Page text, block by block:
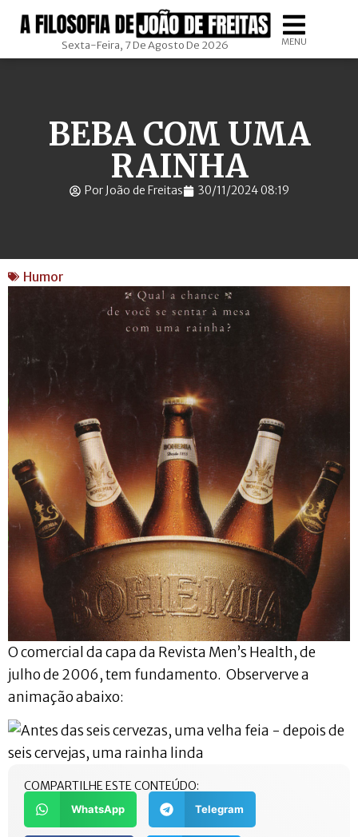
Sexta-Feira, 7 De Agosto De 2026 MENU
BEBA COM UMA
RAINHA
Por João de Freitas 30/11/2024 08:19
Humor
O comercial da capa da Revista Men’s Health, de
julho de 2006, tem fundamento. Observerve a
animação abaixo:
COMPARTILHE ESTE CONTEÚDO:
WhatsApp Telegram